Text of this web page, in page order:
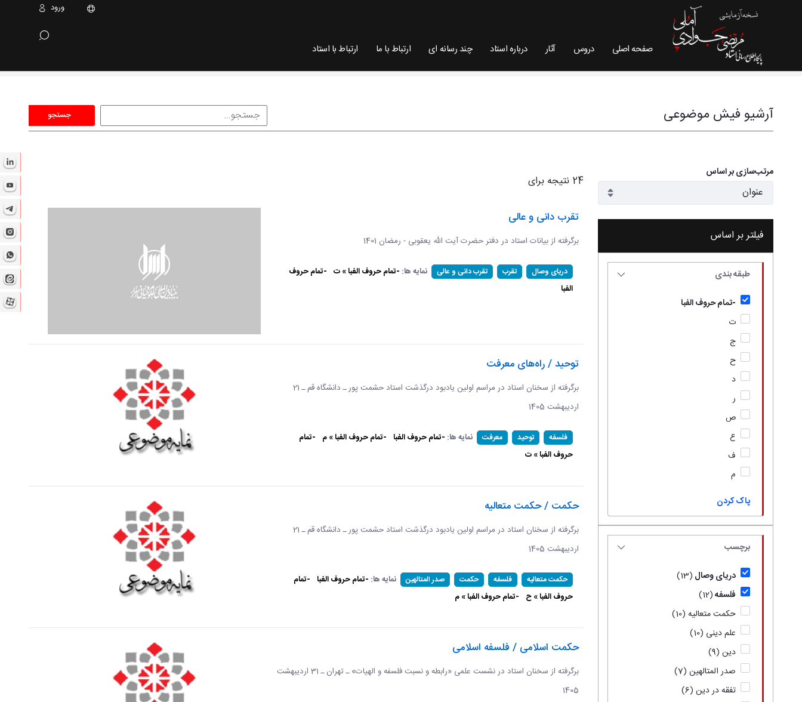
ورود
صفحه اصلی دروس آثار درباره استاد چند رسانه ای ارتباط با ما ارتباط با استاد
آرشیو فیش موضوعی
جستجو
مرتب‌سازی بر اساس
فیلتر بر اساس
طبقه بندی
-تمام حروف الفبا
ت
ج
ح
د
ر
ص
ع
ف
م
پاک کردن
برچسب
دریای وصال (13)
فلسفه(12)
حکمت متعالیه (10)
علم دینی (10)
دین (9)
صدر المتالهین (7)
تفقه در دین (6)
24 نتیجه برای
تقرب دانی و عالی
برگرفته از بیانات استاد در دفتر حضرت آیت الله یعقوبی - رمضان 1401
دریای وصال تقرب تقرب دانی و عالی نمایه ها: -تمام حروف الفبا » ت -تمام حروف
الفبا
توحید / راه‌های معرفت
برگرفته از سخنان استاد در مراسم اولین یادبود درگذشت استاد حشمت پور ـ دانشگاه قم ـ 21
اردیبهشت 1405 ​​​​​​​
فلسفه توحید معرفت نمایه ها: -تمام حروف الفبا -تمام حروف الفبا » م -تمام
حروف الفبا » ت
حکمت / حکمت متعالیه
برگرفته از سخنان استاد در مراسم اولین یادبود درگذشت استاد حشمت پور ـ دانشگاه قم ـ 21
اردیبهشت 1405 ​​​​​​​
حکمت متعالیه فلسفه حکمت صدر المتالهین نمایه ها: -تمام حروف الفبا -تمام
حروف الفبا » ح -تمام حروف الفبا » م
حکمت اسلامی / فلسفه اسلامی
برگرفته از سخنان استاد در نشست علمی «رابطه و نسبت فلسفه و الهیات» ـ تهران ـ 31 اردیبهشت
1405